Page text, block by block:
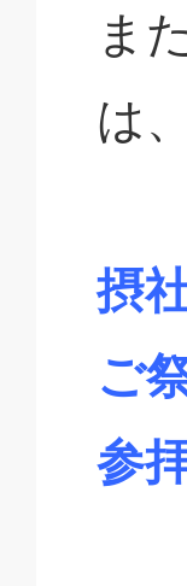
ま
は
摂
ご
参